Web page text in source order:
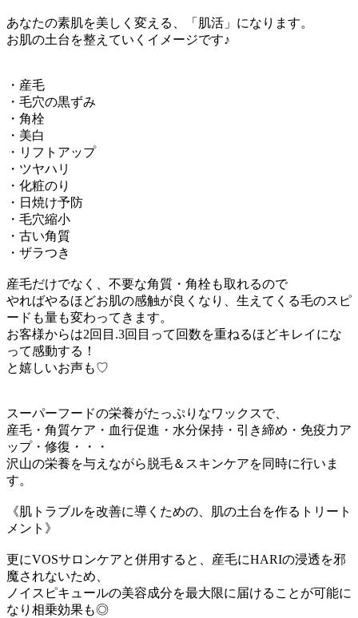
あなたの素肌を美しく変える、「肌活」になります。
お肌の土台を整えていくイメージです♪
・産毛
・毛穴の黒ずみ
・角栓
・美白
・リフトアップ
・ツヤハリ
・化粧のり
・日焼け予防
・毛穴縮小
・古い角質
・ザラつき
産毛だけでなく、不要な角質・角栓も取れるので
やればやるほどお肌の感触が良くなり、生えてくる毛のスピ
ードも量も変わってきます。
お客様からは2回目.3回目って回数を重ねるほどキレイにな
って感動する！
と嬉しいお声も♡
スーパーフードの栄養がたっぷりなワックスで、
産毛・角質ケア・血行促進・水分保持・引き締め・免疫力ア
ップ・ 修復・・・
沢山の栄養を与えながら脱毛＆スキンケアを同時に行いま
す。
《肌トラブルを改善に導くための、肌の土台を作るトリート
メント》
更にVOSサロンケアと併用すると、産毛にHARIの浸透を邪
魔されないため、
ノイスピキュールの美容成分を最大限に届けることが可能に
なり相乗効果も◎